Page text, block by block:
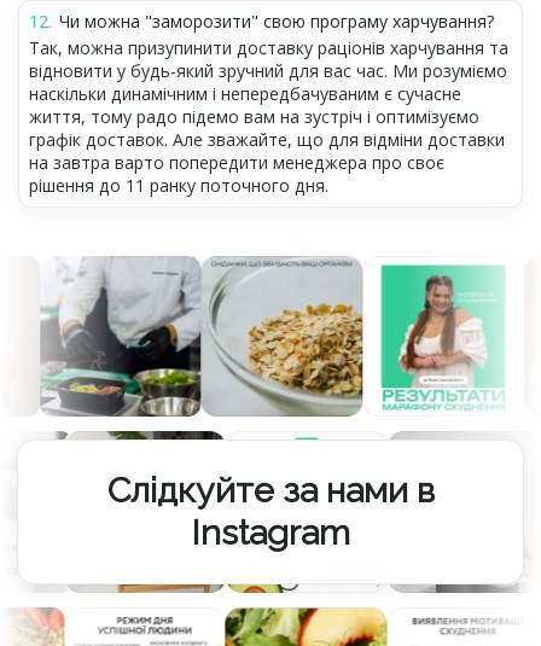
Чи можна "заморозити" свою програму харчування?
Так, можна призупинити доставку раціонів харчування та
відновити у будь-який зручний для вас час. Ми розуміємо
наскільки динамічним і непередбачуваним є сучасне
життя, тому радо підемо вам на зустріч і оптимізуємо
графік доставок. Але зважайте, що для відміни доставки
на завтра варто попередити менеджера про своє
рішення до 11 ранку поточного дня.
Слідкуйте за нами в
Instagram